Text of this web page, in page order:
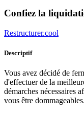
Confiez la
Restructurer.cool
Descriptif
Vous avez décidé de
d'effectuer de la
démarches nécessaires
vous être dommageables.